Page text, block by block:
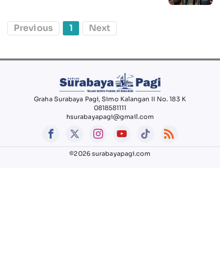
Previous 1 Next
Graha Surabaya Pagi, Simo Kalangan II No. 183 K
0818581111
hsurabayapagi@gmail.com
©2026 surabayapagi.com